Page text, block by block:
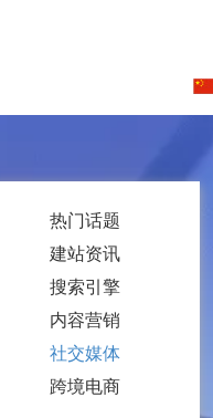
热门话题
建站资讯
搜索引擎
内容营销
社交媒体
跨境电商